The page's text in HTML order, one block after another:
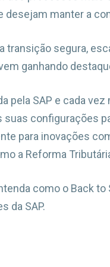
desejam manter a
transição segura,
ganhando
pela SAP e cada
suas configurações
para inovações
a Reforma
como o Back
da SAP.